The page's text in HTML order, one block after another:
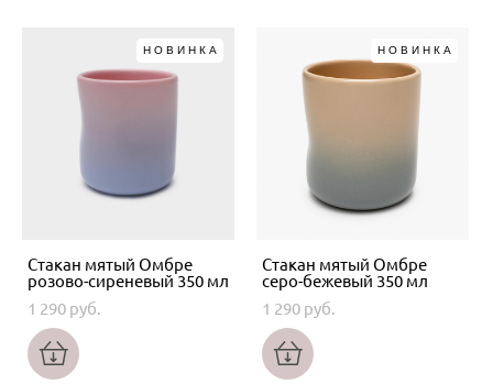
НОВИНКА
Стакан мятый Омбре
розово-сиреневый 350 мл
1 290 pуб.
НОВИНКА
Стакан мятый Омбре
серо-бежевый 350 мл
1 290 pуб.